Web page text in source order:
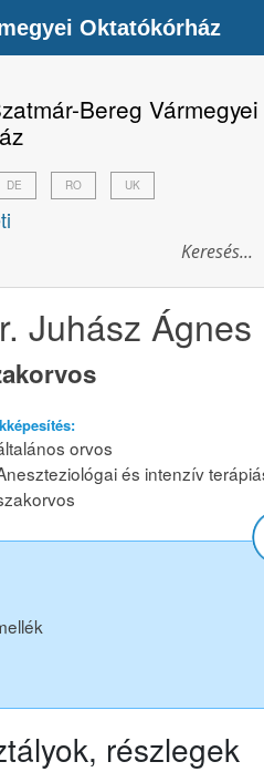
Bereg Vármegyei
DE RO UK
Juhász Ágnes
orvos
és intenzív
részlegek
Oktatókórház